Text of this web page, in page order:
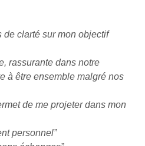
de clarté sur mon objectif
rassurante dans notre
à être ensemble malgré nos
de me projeter dans mon
personnel”